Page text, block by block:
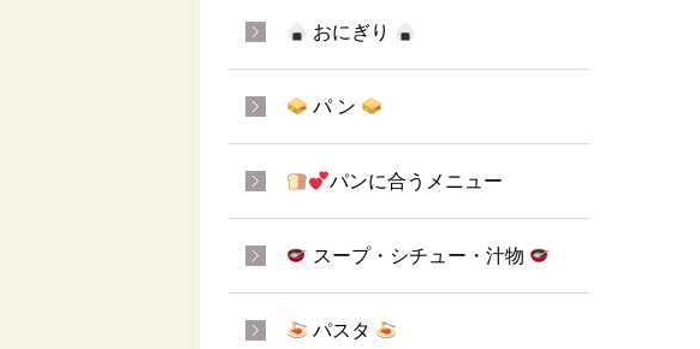
おにぎり
パ ン
パンに合うメニュー
スープ・シチュー・汁物
パスタ